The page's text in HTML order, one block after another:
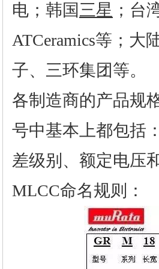
电；韩国三星 ；台
ATCeramics等；大
子、三环集团等。
各制造商的产品规
号中基本上都包括
差级别、额定电压
MLCC命名规则：